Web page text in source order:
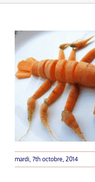
mardi, 7th octobre, 2014